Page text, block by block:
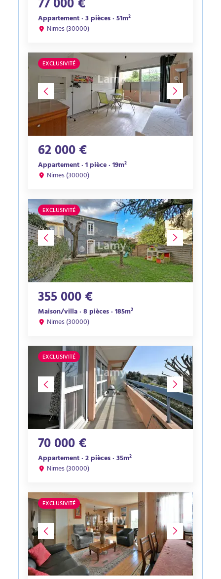
77 000 €
Appartement · 3 pièces · 51m²
Nimes (30000)
EXCLUSIVITÉ
62 000 €
Appartement · 1 pièce · 19m²
Nimes (30000)
EXCLUSIVITÉ
355 000 €
Maison/villa · 8 pièces · 185m²
Nimes (30000)
EXCLUSIVITÉ
70 000 €
Appartement · 2 pièces · 35m²
Nimes (30000)
EXCLUSIVITÉ